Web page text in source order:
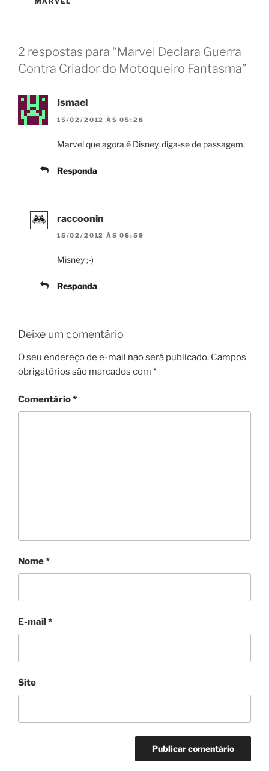
2 respostas para “Marvel Declara Guerra
Contra Criador do Motoqueiro Fantasma”
Ismael
15/02/2012 ÀS 05:28
Marvel que agora é Disney, diga-se de passagem.
Responda
raccoonin
15/02/2012 ÀS 06:59
Misney ;-)
Responda
Deixe um comentário
O seu endereço de e-mail não será publicado. Campos
obrigatórios são marcados com *
Comentário*
Nome*
E-mail*
Site